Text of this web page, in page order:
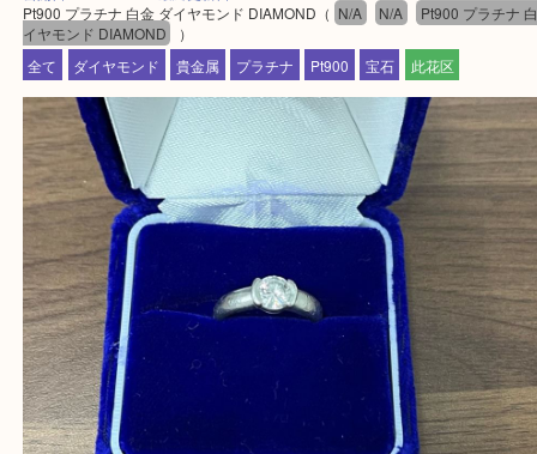
Pt900 プラチナ 白金 ダイヤモンド DIAMOND
公開日:2026/01/07 最終更新日:2025/12/24
Pt900 プラチナ 白金 ダイヤモンド DIAMOND（
N/A Pt900 プラ
イヤモンド DIAMOND ）
全て
ダイヤモンド 貴金属 プラチナ Pt900 宝石 此花区